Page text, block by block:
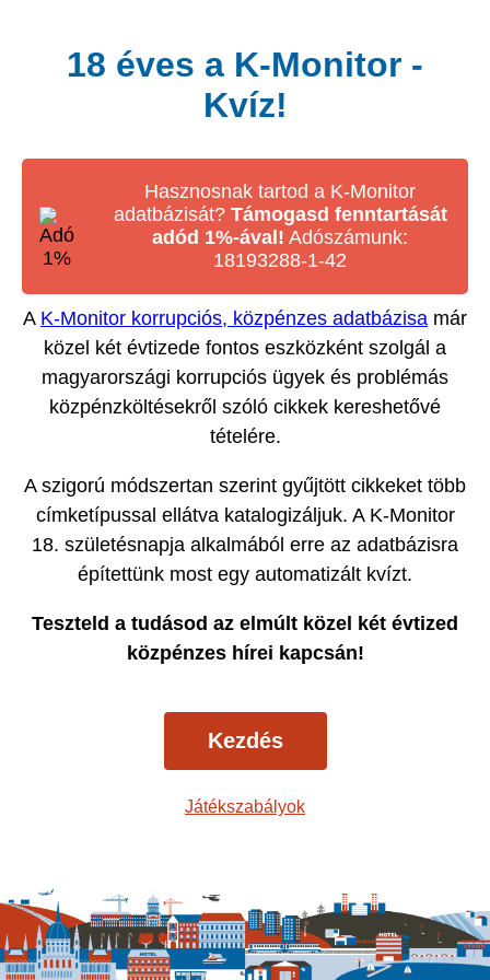
18 éves a K-Monitor -
Kvíz!
Hasznosnak tartod a K-Monitor
adatbázisát? Támogasd fenntartását
adód 1%-ával! Adószámunk:
18193288-1-42
A K-Monitor korrupciós, közpénzes adatbázisa már
közel két évtizede fontos eszközként szolgál a
magyarországi korrupciós ügyek és problémás
közpénzköltésekről szóló cikkek kereshetővé
tételére.
A szigorú módszertan szerint gyűjtött cikkeket több
címketípussal ellátva katalogizáljuk. A K-Monitor
18. születésnapja alkalmából erre az adatbázisra
építettünk most egy automatizált kvízt.
Teszteld a tudásod az elmúlt közel két évtized
közpénzes hírei kapcsán!
Kezdés
Játékszabályok